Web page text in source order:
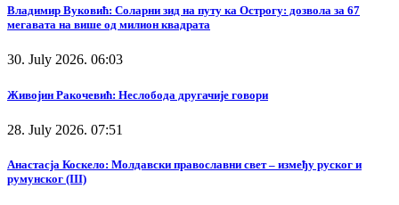
Владимир Вуковић: Соларни зид на путу ка Острогу: дозвола за 67
мегавата на више од милион квадрата
30. July 2026. 06:03
Живојин Ракочевић: Неслобода другачије говори
28. July 2026. 07:51
Анастасја Коскело: Молдавски православни свет – између руског и
румунског (III)